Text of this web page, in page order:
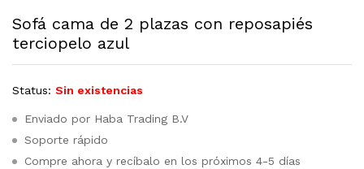
Sofá cama de 2 plazas con reposapiés
terciopelo azul
Status: Sin existencias
Enviado por Haba Trading B.V
Soporte rápido
Compre ahora y recíbalo en los próximos 4-5 días